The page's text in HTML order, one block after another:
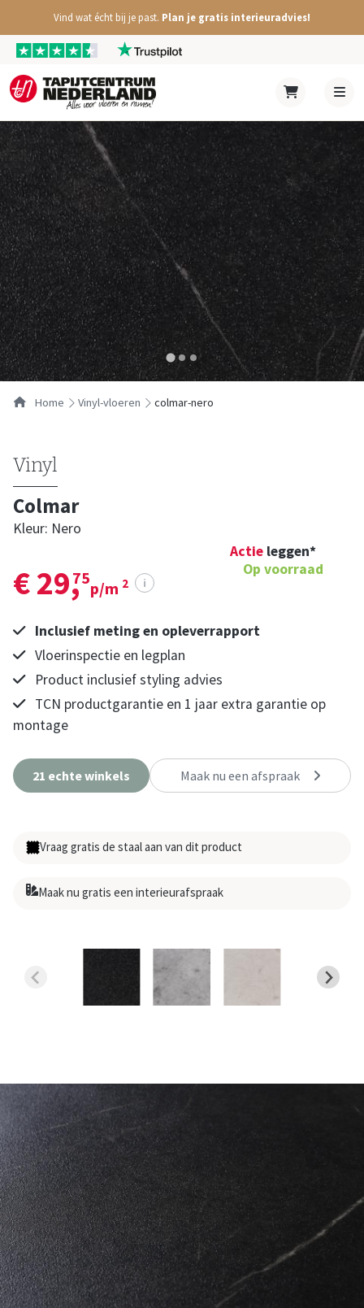
Vind wat écht bij je past. Plan je gratis interieuradvies!
Home
vinyl-vloeren colmar-nero
Vinyl
Colmar
Kleur: Nero
€ 29,
75
p/m 2 i
Actie leggen*
Op voorraad
Inclusief meting en opleverrapport
Vloerinspectie en legplan
Product inclusief styling advies
TCN productgarantie en 1 jaar extra garantie op
montage
21 echte winkels Maak nu een afspraak
Vraag gratis de staal aan van dit product
Maak nu gratis een interieurafspraak